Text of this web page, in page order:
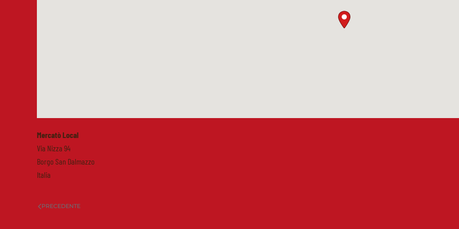
Mercatò Local
Via Nizza 94
Borgo San Dalmazzo
Italia
PRECEDENTE